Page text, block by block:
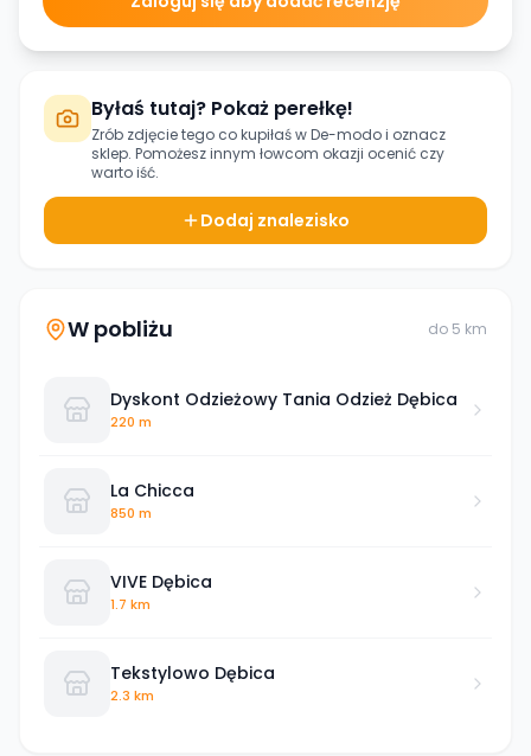
Byłaś tutaj? Pokaż perełkę!
Zrób zdjęcie tego co kupiłaś wDe-modoi oznacz
sklep. Pomożesz innym łowcom okazji ocenić czy
warto iść.
Dodaj znalezisko
W pobliżu do 5 km
Dyskont Odzieżowy Tania Odzież Dębica
220 m
La Chicca
850 m
VIVE Dębica
1.7 km
Tekstylowo Dębica
2.3 km